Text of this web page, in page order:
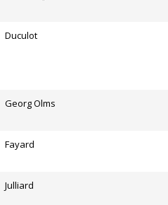
Duculot
Georg Olms
Fayard
Julliard